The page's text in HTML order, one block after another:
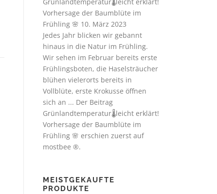
Vorhersage der Baumblüte im
Frühling 🌸 10. März 2023
Jedes Jahr blicken wir gebannt
hinaus in die Natur im Frühling.
Wir sehen im Februar bereits erste
Frühlingsboten, die Haselsträucher
blühen vielerorts bereits in
Vollblüte, erste Krokusse öffnen
sich an ... Der Beitrag
Grünlandtemperatur🌡️leicht erklärt!
Vorhersage der Baumblüte im
Frühling 🌸 erschien zuerst auf
mostbee ®.
MEISTGEKAUFTE
PRODUKTE